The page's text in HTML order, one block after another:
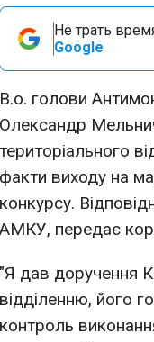
Не трать
Google
В.о. голови
Олександр
територіального
факти виходу на
конкурсу.
АМКУ, передає
"Я дав доручення
відділенню, його
контроль